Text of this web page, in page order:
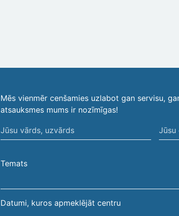
Mēs vienmēr cenšamies uzlabot gan servisu,
atsauksmes mums ir nozīmīgas!
Jūsu
vārds,
Jūsu
e-
Temats
Datumi, kuros apmeklējāt centru